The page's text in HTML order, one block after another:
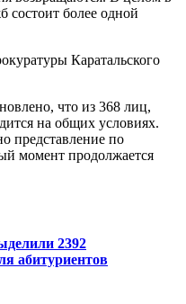
состоит более одной
Каратальского
что из 368 лиц,
на общих условиях.
представление по
момент продолжается
2392
абитуриентов